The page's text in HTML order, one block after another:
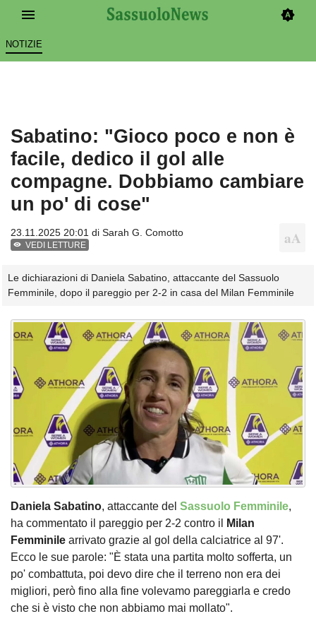
NOTIZIE
Sabatino: "Gioco poco e non è
facile, dedico il gol alle
compagne. Dobbiamo cambiare
un po' di cose"
23.11.2025 20:01 di Sarah G. Comotto
VEDI LETTURE
Le dichiarazioni di Daniela Sabatino, attaccante del Sassuolo
Femminile, dopo il pareggio per 2-2 in casa del Milan Femminile
Daniela Sabatino, attaccante del Sassuolo Femminile,
ha commentato il pareggio per 2-2 contro il
Milan
Femminile arrivato grazie al gol della calciatrice al 97'.
Ecco le sue parole: "È stata una partita molto sofferta, un
po' combattuta, poi devo dire che il terreno non era dei
migliori, però fino alla fine volevamo pareggiarla e credo
che si è visto che non abbiamo mai mollato".